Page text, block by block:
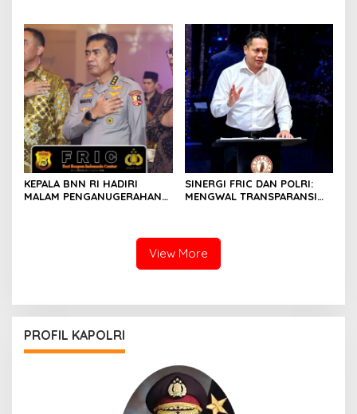
KEPALA BNN RI HADIRI
MALAM PENGANUGERAHAN
SINERGI FRIC DAN POLRI:
MENGWAL TRANSPARANSI
View More
PROFIL KAPOLRI